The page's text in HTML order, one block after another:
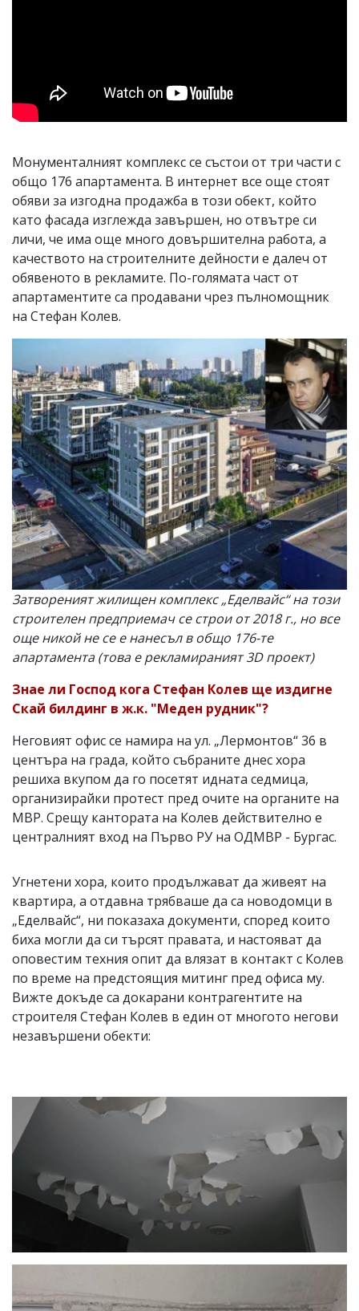
Монументалният комплекс се състои от три части с
общо 176 апартамента. В интернет все още стоят
обяви за изгодна продажба в този обект, който
като фасада изглежда завършен, но отвътре си
личи, че има още много довършителна работа, а
качеството на строителните дейности е далеч от
обявеното в рекламите. По-голямата част от
апартаментите са продавани чрез пълномощник
на Стефан Колев.
Затвореният жилищен комплекс „Еделвайс“ на този
строителен предприемач се строи от 2018 г., но все
още никой не се е нанесъл в общо 176-те
апартамента (това е рекламираният 3D проект)
Знае ли Господ кога Стефан Колев ще издигне
Скай билдинг в ж.к. "Меден рудник"?
Неговият офис се намира на ул. „Лермонтов“ 36 в
центъра на града, който събраните днес хора
решиха вкупом да го посетят идната седмица,
организирайки протест пред очите на органите на
МВР. Срещу кантората на Колев действително е
централният вход на Първо РУ на ОДМВР - Бургас.
Угнетени хора, които продължават да живеят на
квартира, а отдавна трябваше да са новодомци в
„Еделвайс“, ни показаха документи, според които
биха могли да си търсят правата, и настояват да
оповестим техния опит да влязат в контакт с Колев
по време на предстоящия митинг пред офиса му.
Вижте докъде са докарани контрагентите на
строителя Стефан Колев в един от многото негови
незавършени обекти: